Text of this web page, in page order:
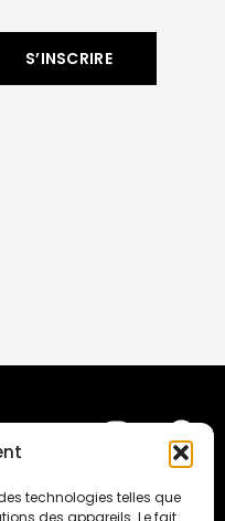
technologies telles que
des appareils. Le fait
S’INSCRIRE